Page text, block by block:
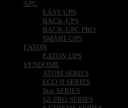
APC
EASY UPS
BACK-UPS
BACK-UPC PRO
SMART-UPS
EATON
EATON UPS
SYNDOME
ATOM SERIES
ECO-II SERIES
Star SERIES
SZ-PRO SERIES